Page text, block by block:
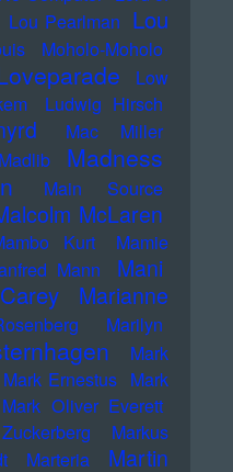
Lou Pearlman Lou
Moholo-Moholo
Low
Ludwig Hirsch
Mac Miller
Madlib
Madness
Main Source
McLaren
Kurt
Mamie
Mann Mani
Marianne
Marilyn
Mark
Mark Ernestus Mark
Mark Oliver Everett
Markus
Marteria
Martin